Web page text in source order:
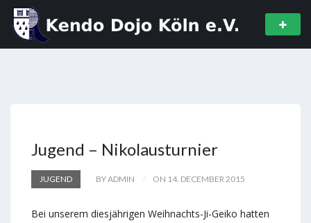
Jugend – Nikolausturnier
JUGEND BY ADMIN ON 14. DECEMBER 2015
Bei unserem diesjährigen Weihnachts-Ji-Geiko hatten